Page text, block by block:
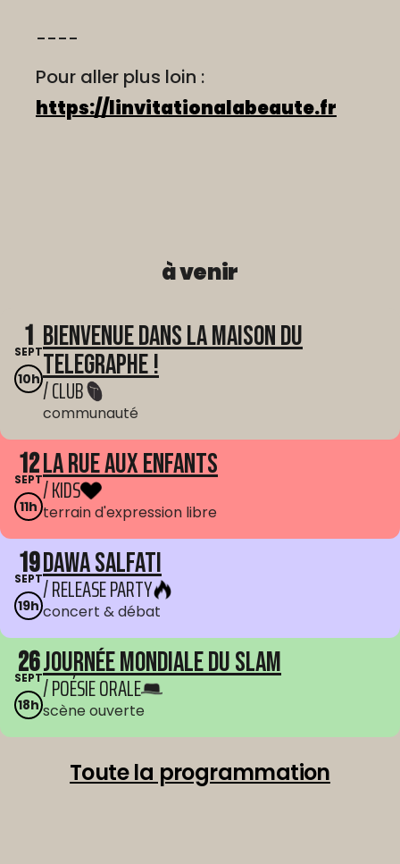
----
Pour aller plus loin :
https://linvitationalabeaute.fr
à venir
1
SEPT
10h
Bienvenue dans La Maison du
Telegraphe !
/ CLUB
communauté
12
SEPT
11h
La Rue aux enfants
/ KIDS
terrain d'expression libre
19
SEPT
19h
Dawa Salfati
/ RELEASE PARTY
concert & débat
26
SEPT
18h
Journée mondiale du Slam
/ POÉSIE ORALE
scène ouverte
Toute la programmation